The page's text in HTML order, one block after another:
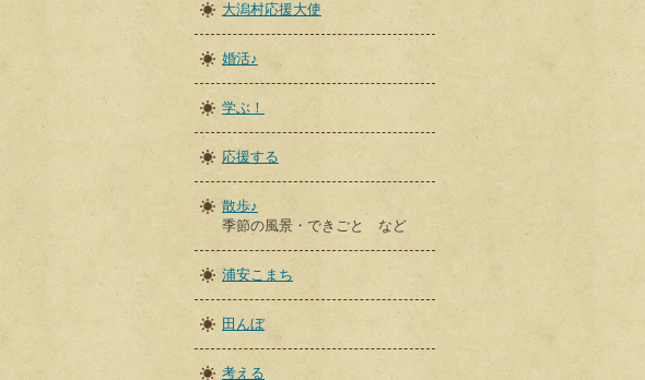
大潟村応援大使
婚活♪
学ぶ！
応援する
散歩♪
季節の風景・できごと など
浦安こまち
田んぼ
考える